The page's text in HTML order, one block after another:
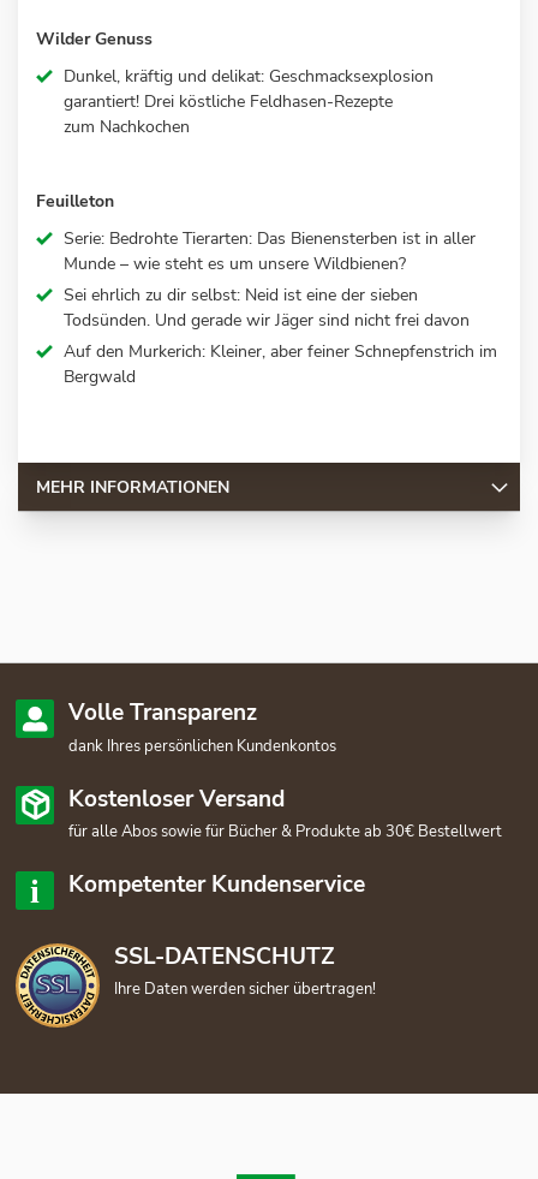
Wilder Genuss
Dunkel, kräftig und delikat: Geschmacksexplosion
garantiert! Drei köstliche Feldhasen-Rezepte
zum Nachkochen
Feuilleton
Serie: Bedrohte Tierarten: Das Bienensterben ist in aller
Munde – wie steht es um unsere Wildbienen?
Sei ehrlich zu dir selbst: Neid ist eine der sieben
Todsünden. Und gerade wir Jäger sind nicht frei davon
Auf den Murkerich: Kleiner, aber feiner Schnepfenstrich im
Bergwald
MEHR INFORMATIONEN
Volle Transparenz
dank Ihres persönlichen Kundenkontos
Kostenloser Versand
für alle Abos sowie für Bücher & Produkte ab 30€ Bestellwert
Kompetenter Kundenservice
SSL-DATENSCHUTZ
Ihre Daten werden sicher übertragen!